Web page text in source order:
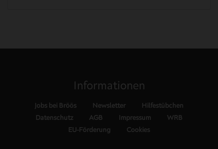
Informationen
Jobs bei Bröös Newsletter
Hilfestübchen
Datenschutz
AGB Impressum
WRB
EU-Förderung
Cookies